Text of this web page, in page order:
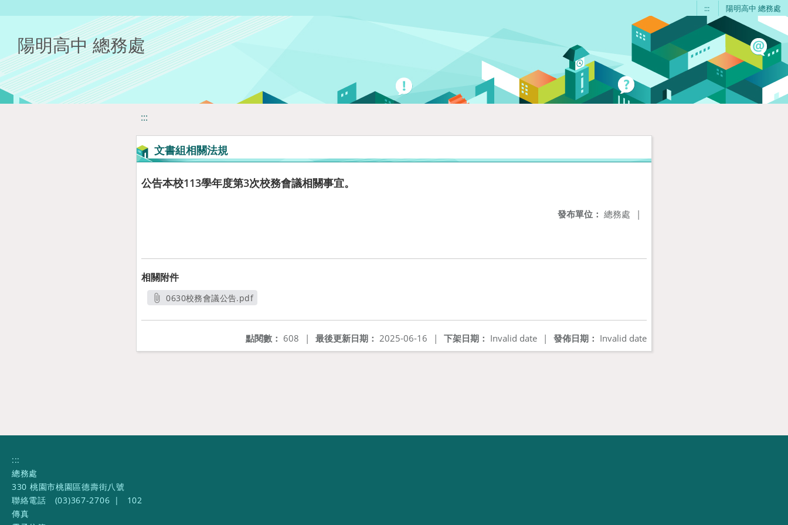
::: 陽明高中 總務處
陽明高中 總務處
:::
文書組相關法規
公告本校113學年度第3次校務會議相關事宜。
發布單位： 總務處 |
相關附件
0630校務會議公告.pdf
發佈日期： Invalid date
下架日期： Invalid date |
最後更新日期： 2025-06-16 |
點閱數： 608 |
:::
總務處
330 桃園市桃園區德壽街八號
聯絡電話
(03)367-2706 |
102
傳真